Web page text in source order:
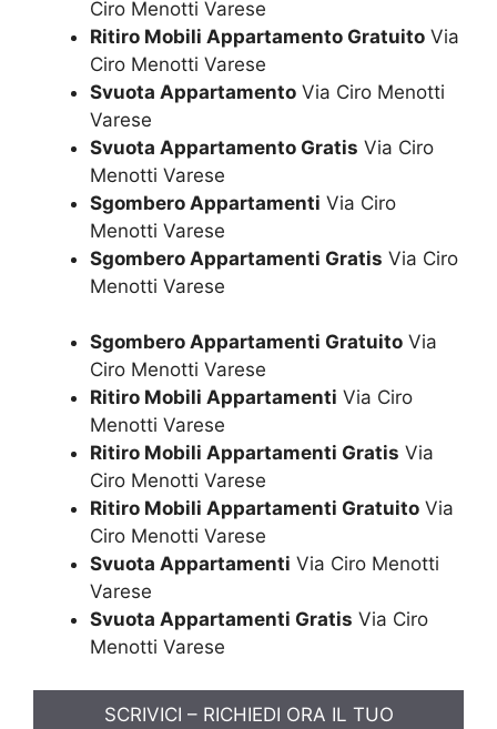
Ciro Menotti Varese
Ritiro Mobili Appartamento Gratuito Via
Ciro Menotti Varese
Svuota Appartamento Via Ciro Menotti
Varese
Svuota Appartamento Gratis Via Ciro
Menotti Varese
Sgombero Appartamenti Via Ciro
Menotti Varese
Sgombero Appartamenti Gratis Via Ciro
Menotti Varese
Sgombero Appartamenti Gratuito Via
Ciro Menotti Varese
Ritiro Mobili Appartamenti Via Ciro
Menotti Varese
Ritiro Mobili Appartamenti Gratis Via
Ciro Menotti Varese
Ritiro Mobili Appartamenti Gratuito Via
Ciro Menotti Varese
Svuota Appartamenti Via Ciro Menotti
Varese
Svuota Appartamenti Gratis Via Ciro
Menotti Varese
SCRIVICI – RICHIEDI ORA IL TUO